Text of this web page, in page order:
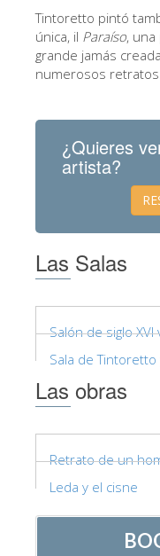
Tintoretto pintó
única, il Paraíso,
grande jamás
numerosos
¿Quieres
artista?
Las Salas
Salón de siglo
Sala de Tintoretto
Las obras
Retrato de un
Leda y el cisne